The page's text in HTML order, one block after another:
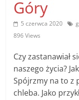
Porady
praktyczne
porady
wskazówki
Góry
5 czerwca 2020
896 Views
Czy zastanawiał
naszego życia?
Spójrzmy na to z
chleba. Jako